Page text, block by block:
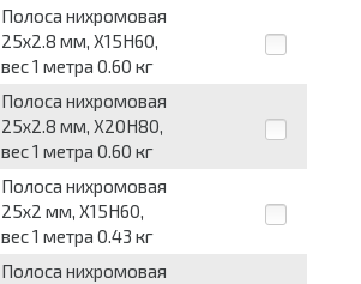
Полоса нихромовая
25x2.8 мм, Х15Н60,
вес 1 метра 0.60 кг
Полоса нихромовая
25x2.8 мм, Х20Н80,
вес 1 метра 0.60 кг
Полоса нихромовая
25x2 мм, Х15Н60,
вес 1 метра 0.43 кг
Полоса нихромовая